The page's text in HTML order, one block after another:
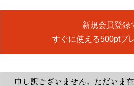
新規会員登録
すぐに使える500ptプ
申し訳ございません。ただいま